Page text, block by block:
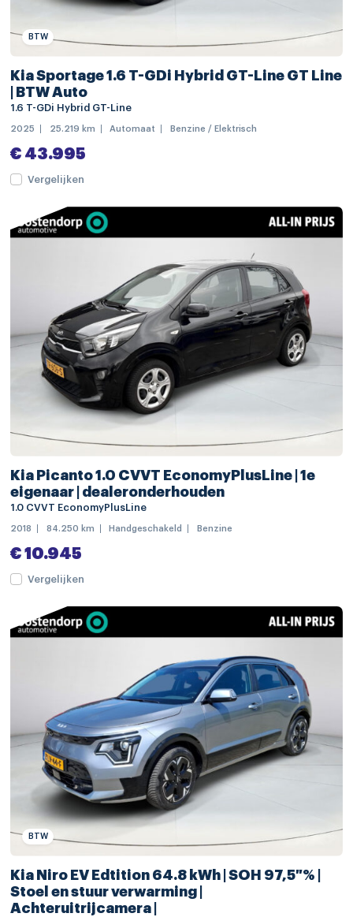
buitenspiegels verwarmbaar
centrale deurvergrendeling met afstandsbediening
dakrails
dimlichten automatisch
extra getint glas
geluidsisolerend glas
LED achterlichten
LED koplampen
regensensor
warmtewerende achterruit
warmtewerende voorruit
Apple Carplay/Android Auto
navigatiesysteem full map
Bluetooth telefoonvoorbereiding
connected services
draadloze telefoonlader
spraakbediening
electronic climate controle
voorstoelen verwarmd
achterbank in delen neerklapbaar
achteruitrijcamera
armsteun voor
bestuurdersstoel in hoogte verstelbaar
binnenspiegel automatisch dimmend
elektrische ramen achter
elektrische ramen voor
BTW
Kia Sportage 1.6 T-GDi Hybrid GT-Line GT Line
| BTW Auto
1.6 T-GDi Hybrid GT-Line
2025 25.219 km Automaat Benzine / Elektrisch
€ 43.995
Vergelijken
Kia Picanto 1.0 CVVT EconomyPlusLine | 1e
eigenaar | dealeronderhouden
1.0 CVVT EconomyPlusLine
2018 84.250 km Handgeschakeld Benzine
€ 10.945
Vergelijken
BTW
Kia Niro EV Edtition 64.8 kWh | SOH 97,5 % |
Stoel en stuur verwarming |
Achteruitrijcamera |